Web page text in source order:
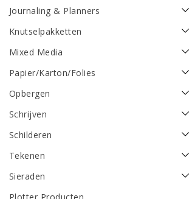
Journaling & Planners
Knutselpakketten
Mixed Media
Papier/Karton/Folies
Opbergen
Schrijven
Schilderen
Tekenen
Sieraden